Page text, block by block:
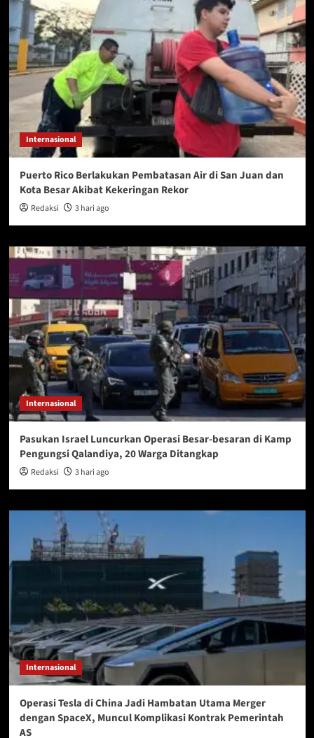
Internasional
Puerto Rico Berlakukan Pembatasan Air di San Juan dan
Kota Besar Akibat Kekeringan Rekor
Redaksi 3 hari ago
Internasional
Pasukan Israel Luncurkan Operasi Besar-besaran di Kamp
Pengungsi Qalandiya, 20 Warga Ditangkap
Redaksi 3 hari ago
Internasional
Operasi Tesla di China Jadi Hambatan Utama Merger
dengan SpaceX, Muncul Komplikasi Kontrak Pemerintah
AS